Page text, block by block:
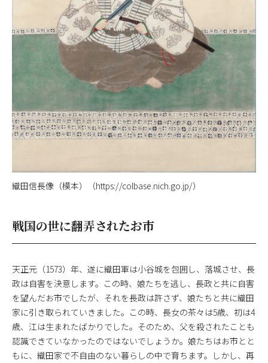
織田信長像（模本）（https://colbase.nich.go.jp/）
戦国の世に翻弄されたお市
天正元（1573）年、遂に織田軍は小谷城を包囲し、落城させ、長
政は自害を決意します。この時、娘たちを逃し、長政と共に自害
を望んだお市でしたが、それを長政は許さず、娘たちと共に織田
家に引き取られていきました。この時、長女の茶々は5歳、初は4
歳、江は生まれたばかりでした。そのため、父を殺されたことも
認識できていなかったのではないでしょうか。娘たちはお市とと
もに、織田家で不自由のない暮らしの中で育ちます。しかし、再